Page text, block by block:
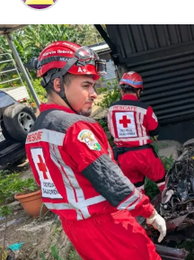
Comparte esto:
Facebook
Me gusta esto: